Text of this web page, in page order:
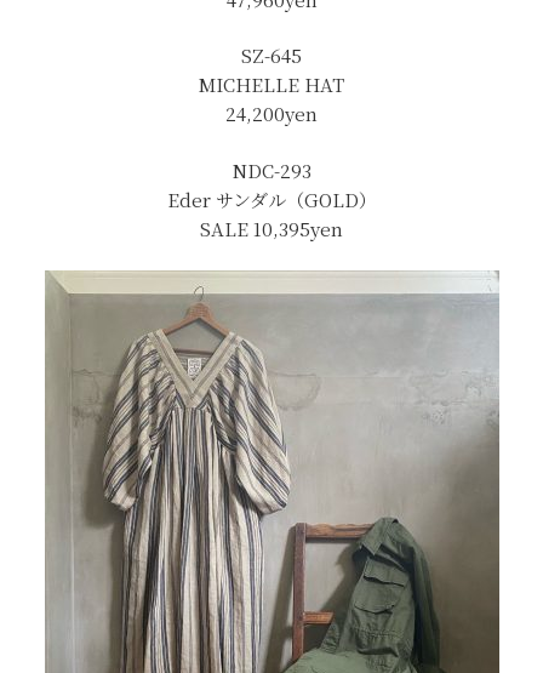
SZ-645
MICHELLE HAT
24,200yen
NDC-293
Eder サンダル（GOLD）
SALE 10,395yen